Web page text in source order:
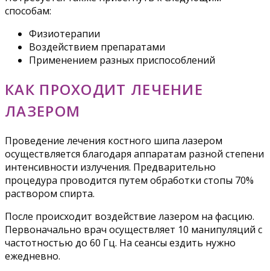
способам:
Физиотерапии
Воздействием препаратами
Применением разных приспособлений
КАК ПРОХОДИТ ЛЕЧЕНИЕ
ЛАЗЕРОМ
Проведение лечения костного шипа лазером
осуществляется благодаря аппаратам разной степени
интенсивности излучения. Предварительно
процедура проводится путем обработки стопы 70%
раствором спирта.
После происходит воздействие лазером на фасцию.
Первоначально врач осуществляет 10 манипуляций с
частотностью до 60 Гц. На сеансы ездить нужно
ежедневно.